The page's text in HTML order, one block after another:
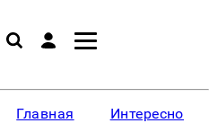
Главная Интересное